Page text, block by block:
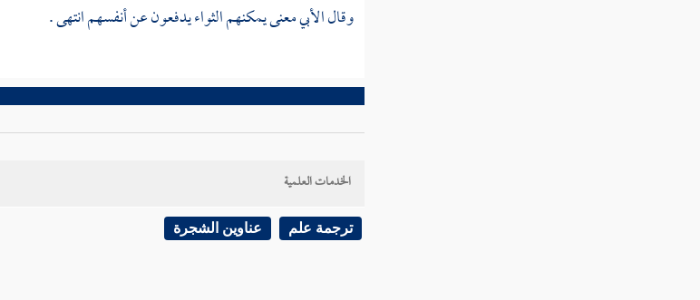
وقالالأبيمعنى يمكنهم الثواء يدفعون عن أنفسهم انتهى .
الخدمات العلمية
ترجمة علم عناوين الشجرة